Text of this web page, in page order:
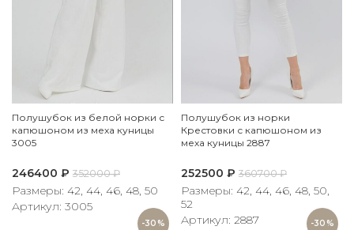
-30%
Полушубок из белой норки с
капюшоном из меха куницы
3005
246400 ₽ 352000₽
Размеры: 42, 44, 46, 48, 50
Артикул: 3005
-30%
Полушубок из норки
Крестовки с капюшоном из
меха куницы 2887
252500 ₽ 360700₽
Размеры: 42, 44, 46, 48, 50,
52
Артикул: 2887